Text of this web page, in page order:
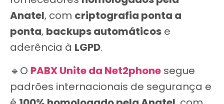
Anatel, com criptografia ponta a
ponta, backups automáticos e
aderência à LGPD.
🔹O PABX Unite da Net2phone segue
padrões internacionais de segurança e